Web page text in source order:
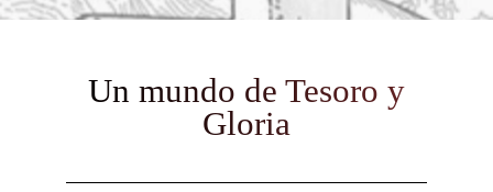
Un mundo de Tesoro y
Gloria